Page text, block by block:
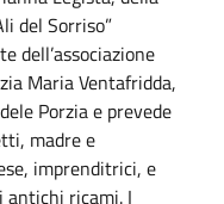
del Sorriso”
dell’associazione
Maria Ventafridda,
Porzia e prevede
madre e
imprenditrici, e
ricami. I